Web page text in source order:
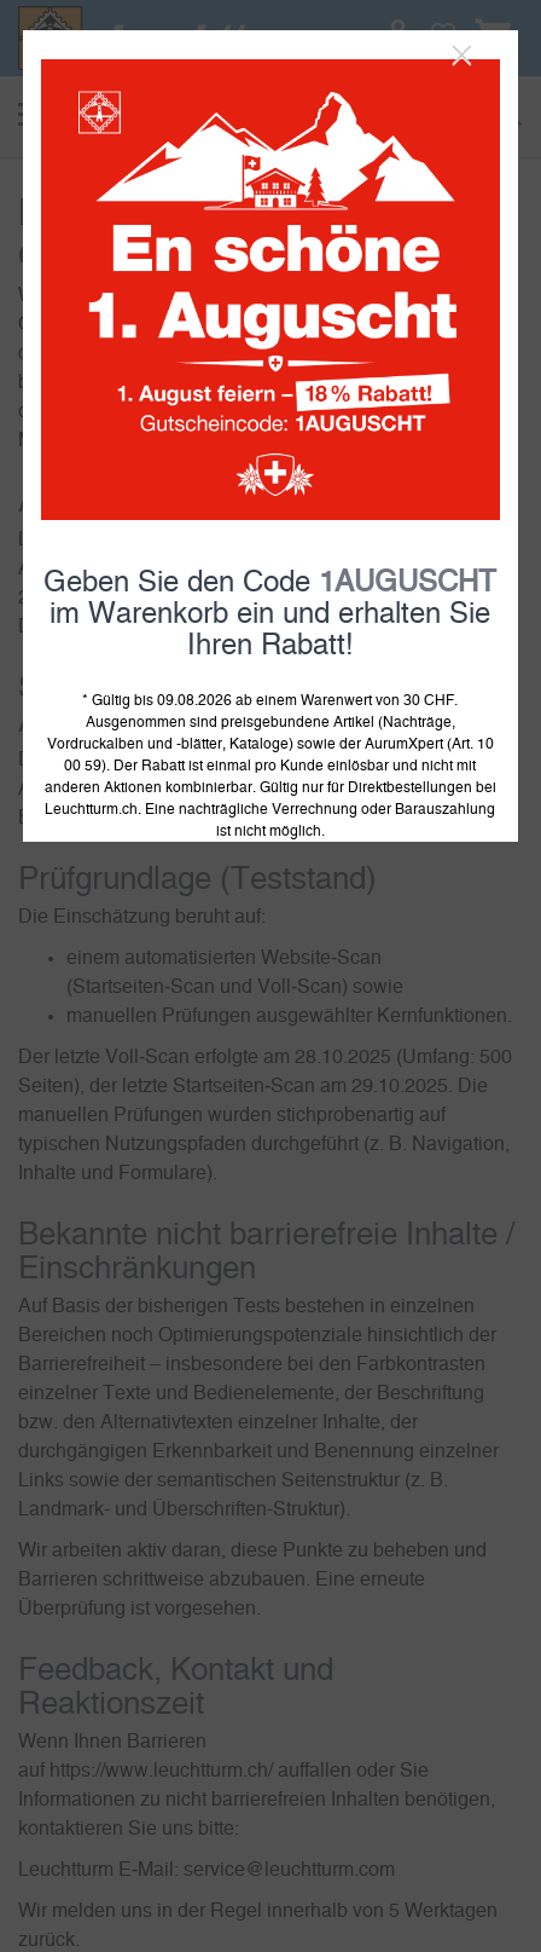
Alle Sammelwelten
Barrierefreiheit
Barrierefreiheitserklärung für
den Online‑Shop Leuchtturm
Wir, die Leuchtturm GmbH, sind bemüht, unseren
Online‑Shop https://www.leuchtturm.ch/ im Einklang mit
den geltenden Anforderungen zur Barrierefreiheit
barrierefrei zugänglich zu machen. Wir arbeiten fortlaufend
daran, die Nutzbarkeit und Zugänglichkeit für alle
Menschen zu verbessern.
Anbieter / Verantwortlich
Am Spakenberg 45
21502 Geesthacht
Deutschland
Stand der Vereinbarkeit mit den
Anforderungen
Diese Website ist teilweise mit den geltenden
Anforderungen zur Barrierefreiheit vereinbar. Einzelne
Bereiche werden derzeit weiter optimiert.
Prüfgrundlage (Teststand)
Die Einschätzung beruht auf:
einem automatisierten Website‑Scan
(Startseiten‑Scan und Voll‑Scan) sowie
manuellen Prüfungen ausgewählter Kernfunktionen.
Der letzte Voll‑Scan erfolgte am 28.10.2025 (Umfang: 500
Seiten), der letzte Startseiten‑Scan am 29.10.2025. Die
manuellen Prüfungen wurden stichprobenartig auf
typischen Nutzungspfaden durchgeführt (z. B. Navigation,
Inhalte und Formulare).
Bekannte nicht barrierefreie Inhalte /
Einschränkungen
Auf Basis der bisherigen Tests bestehen in einzelnen
Bereichen noch Optimierungspotenziale hinsichtlich der
Barrierefreiheit – insbesondere bei den Farbkontrasten
einzelner Texte und Bedienelemente, der Beschriftung
bzw. den Alternativtexten einzelner Inhalte, der
durchgängigen Erkennbarkeit und Benennung einzelner
Links sowie der semantischen Seitenstruktur (z. B.
Landmark- und Überschriften-Struktur).
Wir arbeiten aktiv daran, diese Punkte zu beheben und
Barrieren schrittweise abzubauen. Eine erneute
Überprüfung ist vorgesehen.
Feedback, Kontakt und
Reaktionszeit
Wenn Ihnen Barrieren
auf https://www.leuchtturm.ch/ auffallen oder Sie
Informationen zu nicht barrierefreien Inhalten benötigen,
kontaktieren Sie uns bitte:
Leuchtturm E‑Mail: service@leuchtturm.com
Wir melden uns in der Regel innerhalb von 5 Werktagen
zurück.
Geben Sie den Code 1AUGUSCHT
im Warenkorb ein und erhalten Sie
Ihren Rabatt!
* Gültig bis 09.08.2026 ab einem Warenwert von 30 CHF.
Ausgenommen sind preisgebundene Artikel (Nachträge,
Vordruckalben und -blätter, Kataloge) sowie der AurumXpert (Art. 10
00 59). Der Rabatt ist einmal pro Kunde einlösbar und nicht mit
anderen Aktionen kombinierbar. Gültig nur für Direktbestellungen bei
Leuchtturm.ch. Eine nachträgliche Verrechnung oder Barauszahlung
ist nicht möglich.